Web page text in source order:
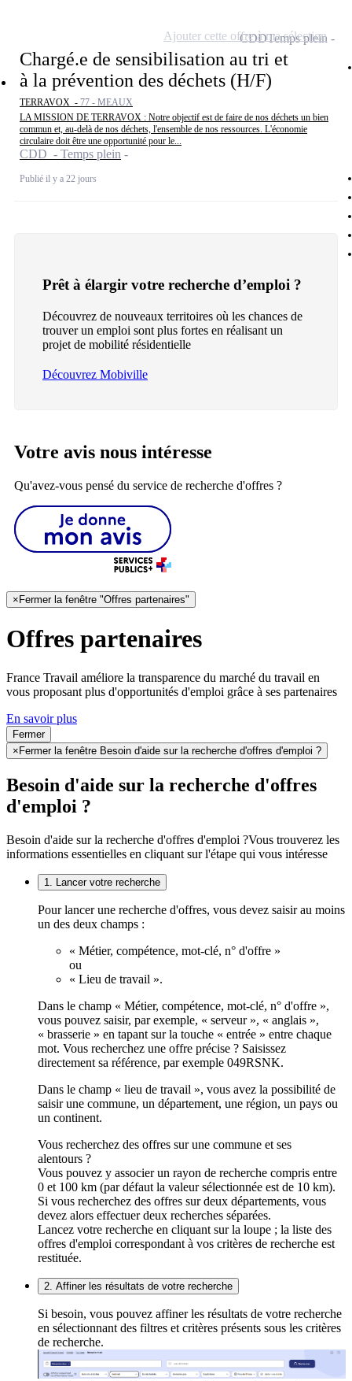
Chargé.e de sensibilisation au tri et
à la prévention des déchets (H/F)
TERRAVOX - 77 - MEAUX
LA MISSION DE TERRAVOX : Notre objectif est de faire de nos déchets un bien
commun et, au-delà de nos déchets, l'ensemble de nos ressources. L'économie
circulaire doit être une opportunité pour le...
CDD - Temps plein
Publié il y a 22 jours
CDDTemps plein
Ajouter cette offre à ma sélection
Prêt à élargir votre recherche d’emploi ?
Découvrez de nouveaux territoires où les chances de
trouver un emploi sont plus fortes en réalisant un
projet de mobilité résidentielle
Découvrez Mobiville
Votre avis nous intéresse
Qu'avez-vous pensé du service de recherche d'offres ?
× Fermer la fenêtre "Offres partenaires"
Offres partenaires
France Travail améliore la transparence du marché du travail en
vous proposant plus d'opportunités d'emploi grâce à ses partenaires
En savoir plus
Fermer
× Fermer la fenêtre Besoin d'aide sur la recherche d'offres d'emploi ?
Besoin d'aide sur la recherche d'offres
d'emploi ?
Besoin d'aide sur la recherche d'offres d'emploi ?Vous trouverez les
informations essentielles en cliquant sur l'étape qui vous intéresse
1. Lancer votre recherche
Pour lancer une recherche d'offres, vous devez saisir au moins
un des deux champs :
« Métier, compétence, mot-clé, n° d'offre »
ou
« Lieu de travail ».
Dans le champ « Métier, compétence, mot-clé, n° d'offre »,
vous pouvez saisir, par exemple, « serveur », « anglais »,
« brasserie » en tapant sur la touche « entrée » entre chaque
mot. Vous recherchez une offre précise ? Saisissez
directement sa référence, par exemple 049RSNK.
Dans le champ « lieu de travail », vous avez la possibilité de
saisir une commune, un département, une région, un pays ou
un continent.
Vous recherchez des offres sur une commune et ses
alentours ?
Vous pouvez y associer un rayon de recherche compris entre
0 et 100 km (par défaut la valeur sélectionnée est de 10 km).
Si vous recherchez des offres sur deux départements, vous
devez alors effectuer deux recherches séparées.
Lancez votre recherche en cliquant sur la loupe ; la liste des
offres d'emploi correspondant à vos critères de recherche est
restituée.
2. Affiner les résultats de votre recherche
Si besoin, vous pouvez affiner les résultats de votre recherche
en sélectionnant des filtres et critères présents sous les critères
de recherche.